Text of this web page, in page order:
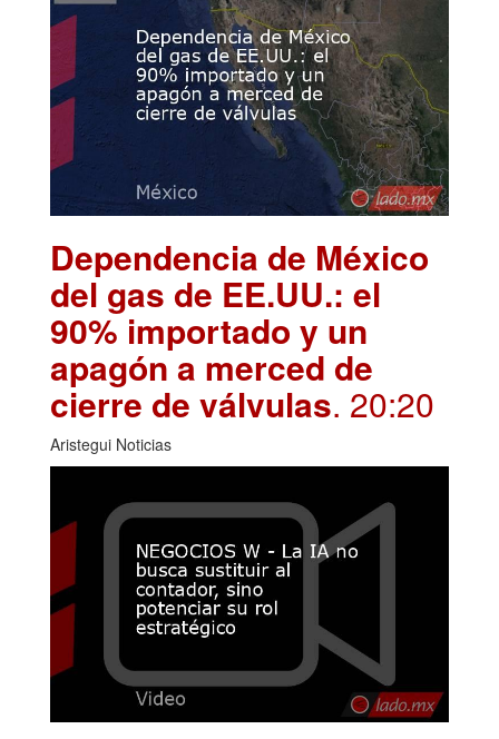
Dependencia de México
del gas de EE.UU.: el
90% importado y un
apagón a merced de
cierre de válvulas. 20:20
Aristegui Noticias